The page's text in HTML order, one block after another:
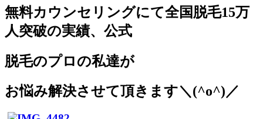
無料カウンセリングにて全国脱毛15万
人突破の実績、公式
脱毛のプロの私達が
お悩み解決させて頂きます＼(^o^)／